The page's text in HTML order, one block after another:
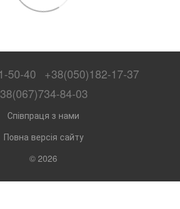
50-40
+38(050)182-17-37
84-03
Співпраця з нами
Повна версія сайту
© 2026